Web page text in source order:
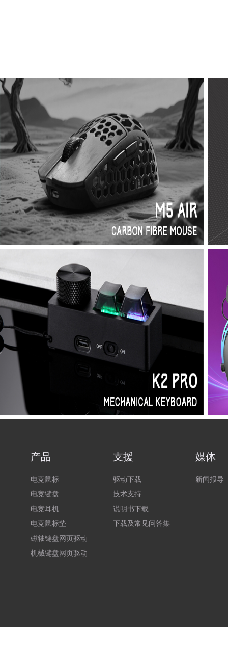
产品
电竞鼠标
电竞键盘
电竞耳机
电竞鼠标垫
磁轴键盘网页驱动
机械键盘网页驱动
支援
驱动下载
技术支持
说明书下载
下载及常见问答集
媒体
新闻报导